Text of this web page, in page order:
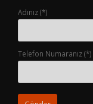
Adınız (*)
Telefon Numaranız (*)